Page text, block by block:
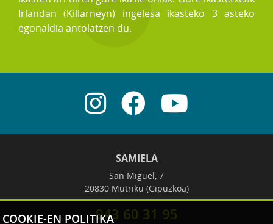
Irlandan (Killarneyn) ingelesa ikasteko 3 asteko
egonaldia antolatzen du.
SAMIELA
San Miguel, 7
20830 Mutriku (Gipuzkoa)
943 60 31 95
COOKIE-EN POLITIKA